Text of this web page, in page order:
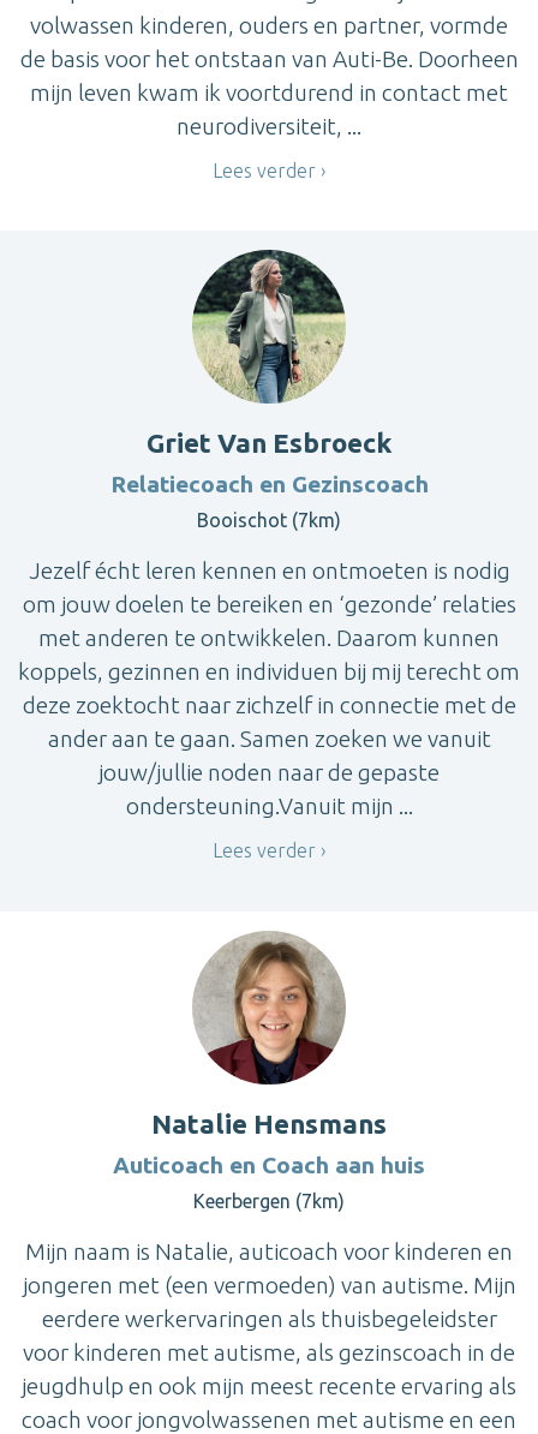
volwassen kinderen, ouders en partner, vormde
de basis voor het ontstaan van Auti-Be. Doorheen
mijn leven kwam ik voortdurend in contact met
neurodiversiteit, ...
Lees verder
Griet Van Esbroeck
Relatiecoach en Gezinscoach
Booischot (7km)
Jezelf écht leren kennen en ontmoeten is nodig
om jouw doelen te bereiken en ‘gezonde’ relaties
met anderen te ontwikkelen. Daarom kunnen
koppels, gezinnen en individuen bij mij terecht om
deze zoektocht naar zichzelf in connectie met de
ander aan te gaan. Samen zoeken we vanuit
jouw/jullie noden naar de gepaste
ondersteuning.Vanuit mijn ...
Lees verder
Natalie Hensmans
Auticoach en Coach aan huis
Keerbergen (7km)
Mijn naam is Natalie, auticoach voor kinderen en
jongeren met (een vermoeden) van autisme. Mijn
eerdere werkervaringen als thuisbegeleidster
voor kinderen met autisme, als gezinscoach in de
jeugdhulp en ook mijn meest recente ervaring als
coach voor jongvolwassenen met autisme en een